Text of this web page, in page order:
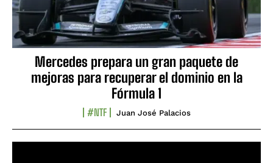
Mercedes prepara un gran paquete de
mejoras para recuperar el dominio en la
Fórmula 1
#NTF Juan José Palacios